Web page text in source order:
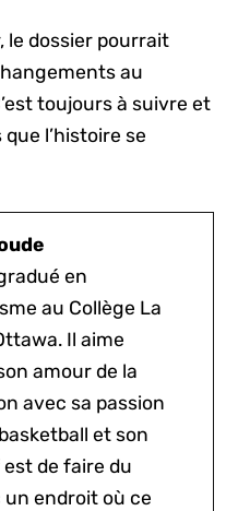
le dossier pourrait
au
toujours à suivre et
l’histoire se
en
au Collège La
Il aime
amour de la
avec sa passion
et son
de faire du
un endroit où ce